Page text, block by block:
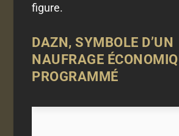
figure.
DAZN, SYMBOLE D’UN
NAUFRAGE
PROGRAMMÉ